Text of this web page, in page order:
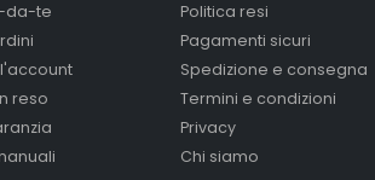
da-te
reso
Politica resi
Pagamenti sicuri
Spedizione e consegna
Termini e condizioni
Privacy
Chi siamo